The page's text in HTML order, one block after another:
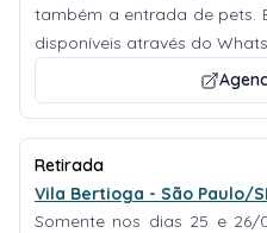
também a entrada de pets.
disponíveis através do
Retirada
Vila Bertioga - São Paulo/
Somente nos dias 25 e